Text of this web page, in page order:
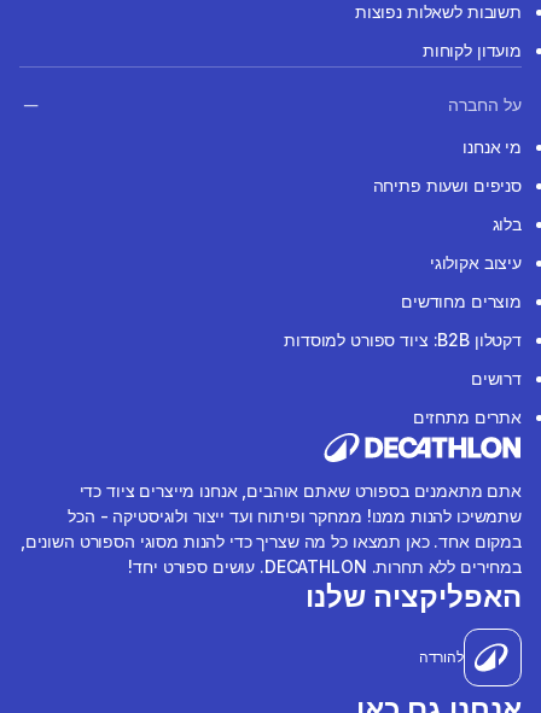
תשובות לשאלות נפוצות
מועדון לקוחות
על החברה
מי אנחנו
סניפים ושעות פתיחה
בלוג
עיצוב אקולוגי
מוצרים מחודשים
דקטלון B2B: ציוד ספורט למוסדות
דרושים
אתרים מתחזים
אתם מתאמנים בספורט שאתם אוהבים, אנחנו מייצרים ציוד כדי
שתמשיכו להנות ממנו! ממחקר ופיתוח ועד ייצור ולוגיסטיקה - הכל
במקום אחד. כאן תמצאו כל מה שצריך כדי להנות מסוגי הספורט השונים,
במחירים ללא תחרות. DECATHLON. עושים ספורט יחד!
האפליקציה שלנו
להורדה